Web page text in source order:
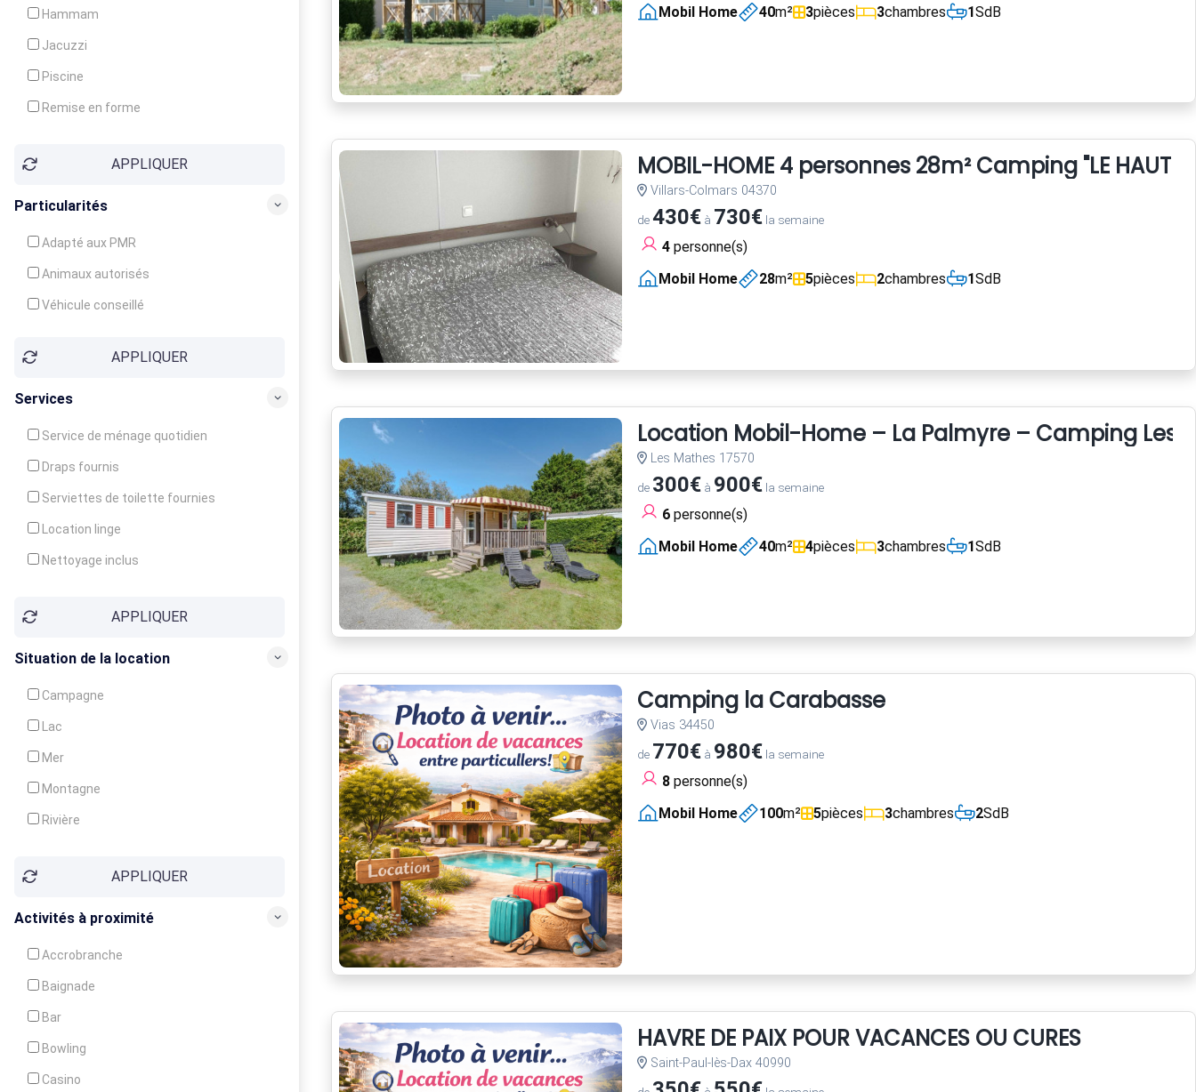
Hammam
Jacuzzi
Piscine
Remise en forme
Soins du corpsAPPLIQUER
Particularités
Adapté aux PMR
Animaux autorisés
Véhicule conseillé
APPLIQUER
Services
Service de ménage quotidien
Draps fournis
Serviettes de toilette fournies
Location linge
Nettoyage inclus
Garde d'enfants
Crèche
APPLIQUER
Situation de la location
Campagne
Lac
Mer
Montagne
Rivière
APPLIQUER
Activités à proximité
Accrobranche
Baignade
Bar
Bowling
Casino
Mobil Home
40m² 3pièces 3chambres 1SdB
MOBIL-HOME 4 personnes 28m² Camping "LE HAUT
Villars-Colmars 04370
de430€à 730€la semaine
4personne(s)
Mobil Home
28m² 5pièces 2chambres 1SdB
Location Mobil-Home – La Palmyre – Camping Les
Les Mathes 17570
de 300€à 900€la semaine
6personne(s)
Mobil Home
40m² 4pièces 3chambres 1SdB
Camping la Carabasse
Vias 34450
de 770€à 980€la semaine
8personne(s)
Mobil Home
100m² 5pièces 3chambres 2SdB
HAVRE DE PAIX POUR VACANCES OU CURES
Saint-Paul-lès-Dax 40990